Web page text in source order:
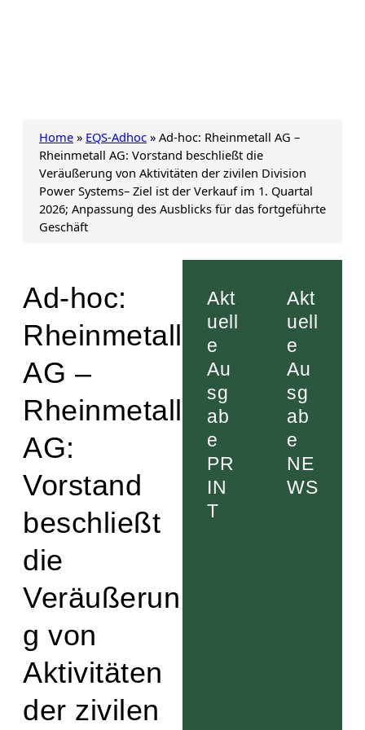
Home » EQS-Adhoc » Ad-hoc: Rheinmetall AG –
Rheinmetall AG: Vorstand beschließt die
Veräußerung von Aktivitäten der zivilen Division
Power Systems– Ziel ist der Verkauf im 1. Quartal
2026; Anpassung des Ausblicks für das fortgeführte
Geschäft
Ad-hoc:
Rheinmetall
AG –
Rheinmetall
AG:
Vorstand
beschließt
die
Veräußerun
g von
Aktivitäten
der zivilen
Akt
uell
e
Au
sg
ab
e
PR
IN
T
Akt
uell
e
Au
sg
ab
e
NE
WS